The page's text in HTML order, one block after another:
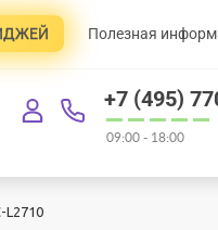
Полезная
+7 (495)
09:00 - 18:00
L2710